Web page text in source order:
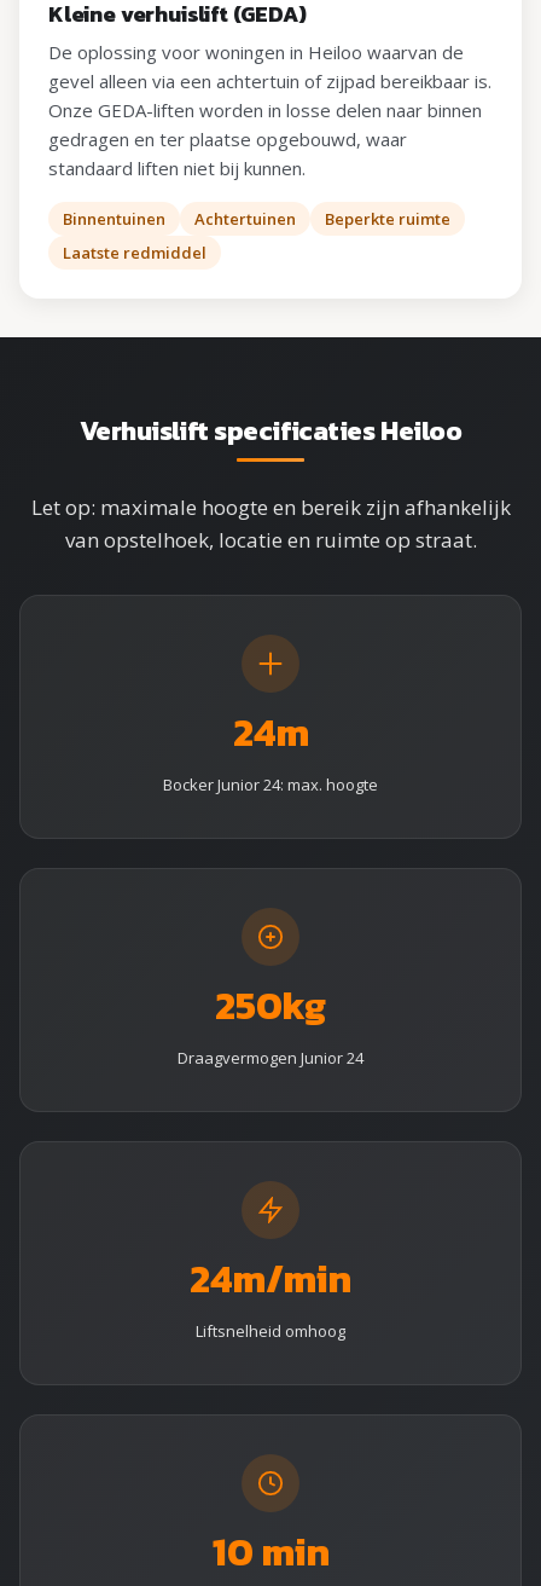
Kleine verhuislift (GEDA)
De oplossing voor woningen in Heiloo waarvan de
gevel alleen via een achtertuin of zijpad bereikbaar is.
Onze GEDA-liften worden in losse delen naar binnen
gedragen en ter plaatse opgebouwd, waar
standaard liften niet bij kunnen.
Binnentuinen Achtertuinen
Beperkte ruimte
Laatste redmiddel
Verhuislift specificaties Heiloo
Let op: maximale hoogte en bereik zijn afhankelijk
van opstelhoek, locatie en ruimte op straat.
24m
Bocker Junior 24: max. hoogte
250kg
Draagvermogen Junior 24
24m/min
Liftsnelheid omhoog
10 min